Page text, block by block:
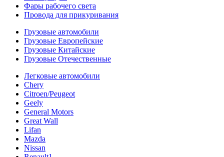
Фары рабочего света
Провода для прикуривания
Грузовые автомобили
Грузовые Европейские
Грузовые Китайские
Грузовые Отечественные
Легковые автомобили
Chery
Citroen/Peugeot
Geely
General Motors
Great Wall
Lifan
Mazda
Nissan